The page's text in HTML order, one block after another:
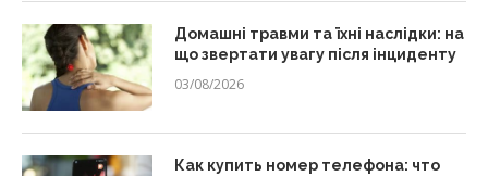
Домашні травми та їхні наслідки: на
що звертати увагу після інциденту
03/08/2026
Как купить номер телефона: что